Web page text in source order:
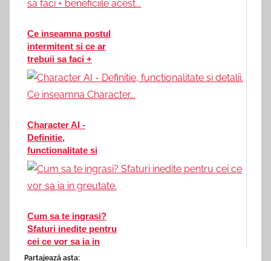
Ce inseamna postul
intermitent si ce ar
trebuii sa faci +
beneficiile acest...
Character AI -
Definitie,
functionalitate si
detalii. Ce inseamna
Character...
Cum sa te ingrasi?
Sfaturi inedite pentru
cei ce vor sa ia in
greutate.
Partajează asta: